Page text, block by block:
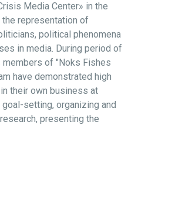
Media Center» in the
representation of
political phenomena
in media. During period of
members of "Noks Fishes
have demonstrated high
their own business at
setting, organizing and
presenting the